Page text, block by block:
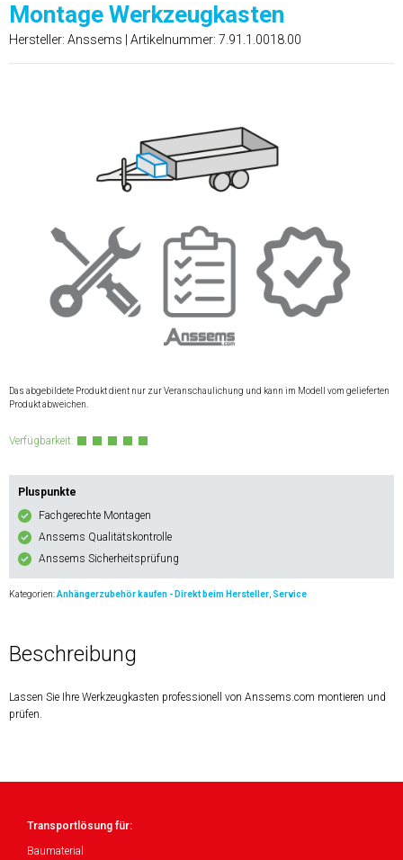
Montage Werkzeugkasten
Hersteller: Anssems | Artikelnummer: 7.91.1.0018.00
Das abgebildete Produkt dient nur zur Veranschaulichung und kann im Modell vom gelieferten
Produkt abweichen.
Verfügbarkeit:
Pluspunkte
Fachgerechte Montagen
Anssems Qualitätskontrolle
Anssems Sicherheitsprüfung
Kategorien:Anhängerzubehör kaufen - Direkt beim Hersteller Service
Beschreibung
Lassen Sie Ihre Werkzeugkasten professionell von Anssems.com montieren und
prüfen.
Transportlösung für:
Baumaterial